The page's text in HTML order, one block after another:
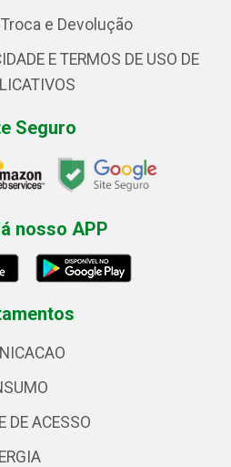
e Devolução
E TERMOS DE USO DE
Seguro
nosso APP
DE ACESSO